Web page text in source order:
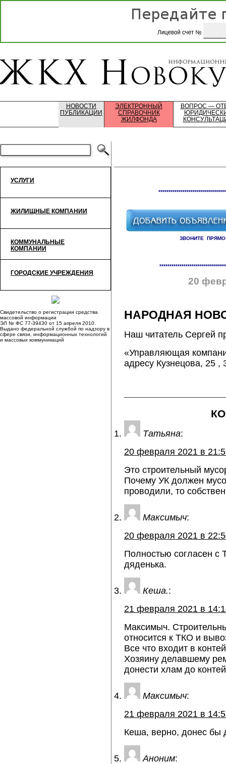
НОВОСТИ
ПУБЛИКАЦИИ
ЭЛЕКТРОННЫЙ
СПРАВОЧНИК
ЖИЛФОНДА
ВОПРОС —
УСЛУГИ
ЖИЛИЩНЫЕ КОМПАНИИ
КОММУНАЛЬНЫЕ
КОМПАНИИ
ГОРОДСКИЕ УЧРЕЖДЕНИЯ
Свидетельство о регистрации средства
массовой информации
ЭЛ № ФС 77-39430 от 15 апреля 2010.
Выдано федеральной службой по надзору в
сфере связи, информационных технологий
и массовых коммуникаций
ЗВОНИТЕ
20
НАРОДНАЯ
Наш читатель Сергей
«Управляющая
адресу Кузнецова, 25
Татьяна:
20 февраля 2021 в
Это строительный
Почему УК должен
проводили, то
Максимыч:
20 февраля 2021 в
Полностью согласен с
дяденька.
Кеша.:
21 февраля 2021 в
Максимыч.
относится к ТКО и
Все что входит в
Хозяину делавшему
донести хлам до
Максимыч:
21 февраля 2021 в
Кеша, верно, донес бы
Аноним: